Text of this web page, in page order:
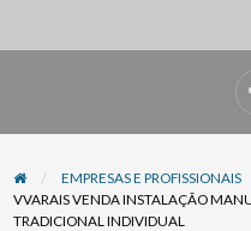
EMPRESAS E PROFISSIONAIS
VVARAIS VENDA INSTALAÇÃO
TRADICIONAL INDIVIDUAL